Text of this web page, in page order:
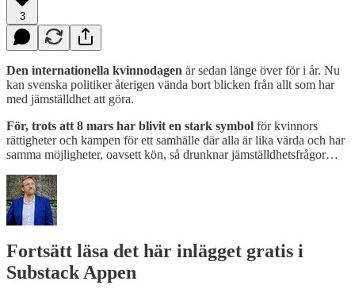
3
Den internationella kvinnodagen är sedan länge över för i år. Nu
kan svenska politiker återigen vända bort blicken från allt som har
med jämställdhet att göra.
För, trots att 8 mars har blivit en stark symbol för kvinnors
rättigheter och kampen för ett samhälle där alla är lika värda och har
samma möjligheter, oavsett kön, så drunknar jämställdhetsfrågor…
Fortsätt läsa det här inlägget gratis i
Substack Appen